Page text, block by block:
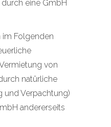
eine GmbH
Folgenden
von
natürliche
und Verpachtung)
andererseits